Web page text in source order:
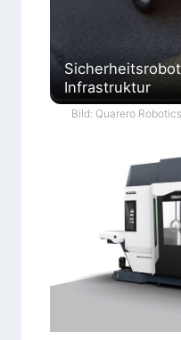
Infrastruktur
Bild: Quarero